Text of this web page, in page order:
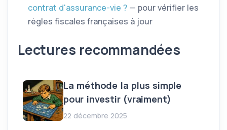
contrat d'assurance-vie ? — pour vérifier les
règles fiscales françaises à jour
Lectures recommandées
La méthode la plus simple
pour investir (vraiment)
22 décembre 2025